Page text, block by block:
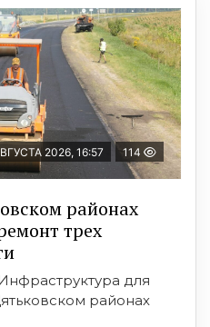
2026, 16:57 114
районах
трех
для
районах